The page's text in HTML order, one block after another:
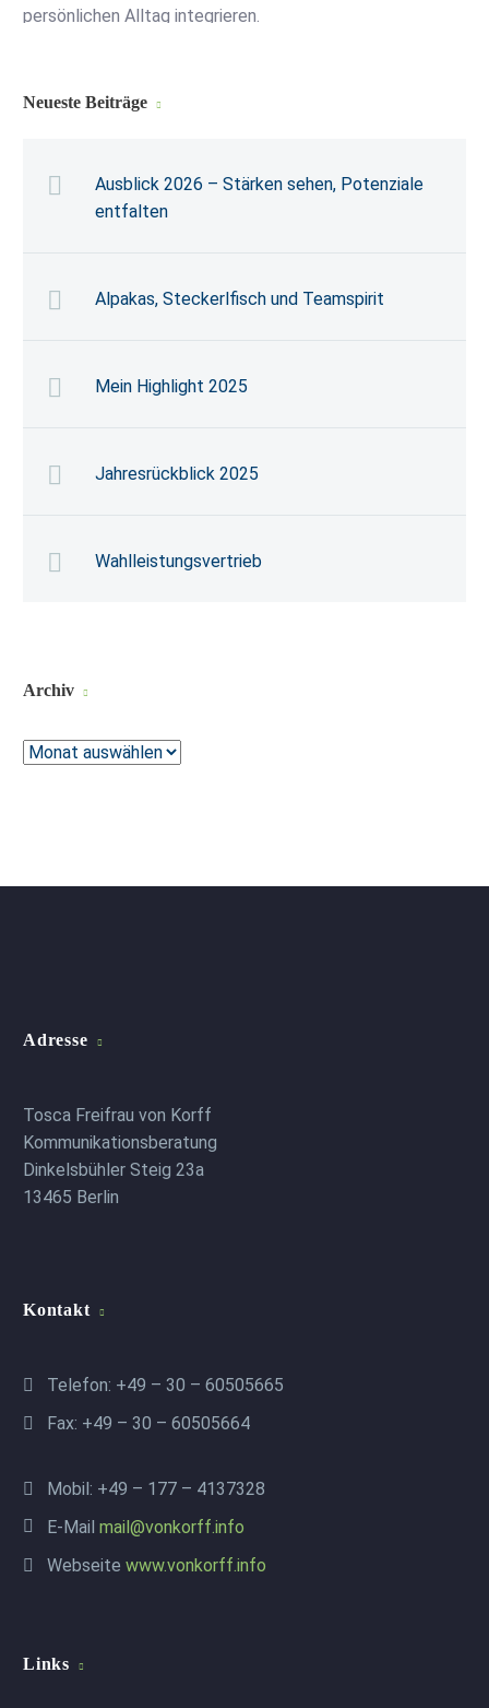
persönlichen Alltag integrieren.
Neueste Beiträge
Ausblick 2026 – Stärken sehen, Potenziale
entfalten
Alpakas, Steckerlfisch und Teamspirit
Mein Highlight 2025
Jahresrückblick 2025
Wahlleistungsvertrieb
Archiv
Archiv
Adresse
Tosca Freifrau von Korff
Kommunikationsberatung
Dinkelsbühler Steig 23a
13465 Berlin
Kontakt
Telefon: +49 – 30 – 60505665
Fax: +49 – 30 – 60505664
Mobil: +49 – 177 – 4137328
E-Mail mail@vonkorff.info
Webseite www.vonkorff.info
Links